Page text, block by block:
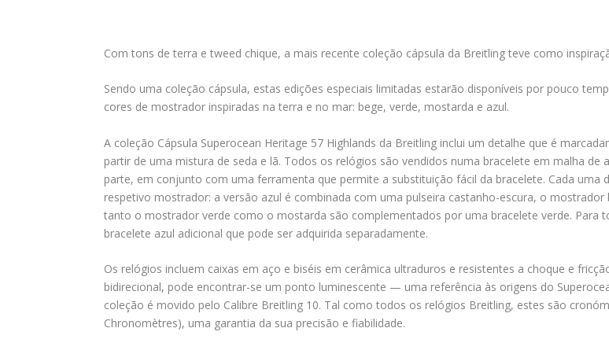
Com tons de terra e tweed chique, a mais recente coleção cápsula da Breitling teve como
Sendo uma coleção cápsula, estas edições especiais limitadas estarão disponíveis por pouco
cores de mostrador inspiradas na terra e no mar: bege, verde, mostarda e azul.
A coleção Cápsula Superocean Heritage 57 Highlands da Breitling inclui um detalhe que é
partir de uma mistura de seda e lã. Todos os relógios são vendidos numa bracelete em malha
parte, em conjunto com uma ferramenta que permite a substituição fácil da bracelete. Cada
respetivo mostrador: a versão azul é combinada com uma pulseira castanho-escura, o
tanto o mostrador verde como o mostarda são complementados por uma bracelete verde. Para
bracelete azul adicional que pode ser adquirida separadamente.
Os relógios incluem caixas em aço e biséis em cerâmica ultraduros e resistentes a choque e
bidirecional, pode encontrar-se um ponto luminescente — uma referência às origens do
coleção é movido pelo Calibre Breitling 10. Tal como todos os relógios Breitling, estes são
Chronomètres), uma garantia da sua precisão e fiabilidade.